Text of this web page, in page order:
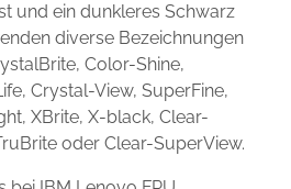
und ein dunkleres Schwarz
diverse Bezeichnungen
Color-Shine,
Crystal-View, SuperFine,
XBrite, X-black, Clear-
oder Clear-SuperView.